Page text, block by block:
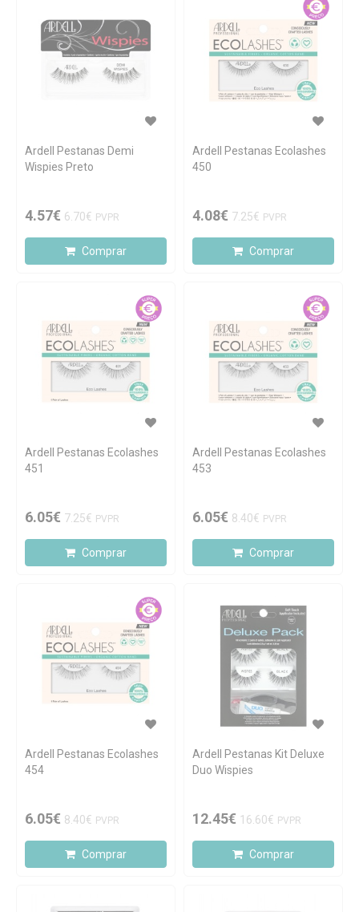
Ardell Pestanas Demi
Wispies Preto
4.57€ 6.70€ PVPR
Comprar
Ardell Pestanas Ecolashes
450
4.08€ 7.25€ PVPR
Comprar
Ardell Pestanas Ecolashes
451
6.05€ 7.25€ PVPR
Comprar
Ardell Pestanas Ecolashes
453
6.05€ 8.40€ PVPR
Comprar
Ardell Pestanas Ecolashes
454
6.05€ 8.40€ PVPR
Comprar
Ardell Pestanas Kit Deluxe
Duo Wispies
12.45€ 16.60€ PVPR
Comprar